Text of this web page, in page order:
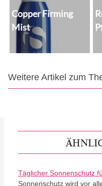
Copper Firming
Mist
Weitere Artikel zum
Täglicher Sonnenschutz
Sonnenschutz wird vor